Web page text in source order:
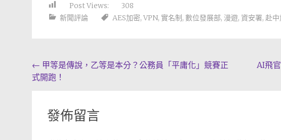
Post Views:
308
新聞評論
AES加密, VPN, 實名制 , 數位發展部, 漫遊, 資安署, 赴
Post
navigation
← 甲等是傳說，乙等是本分？公務員「平庸化」競賽正
式開跑！
AI飛
發佈留言